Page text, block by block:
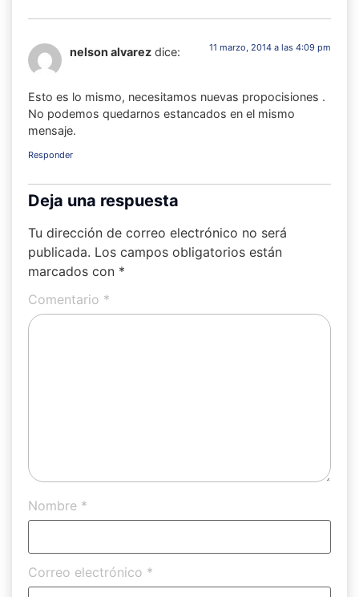
nelson alvarez dice: 11 marzo, 2014 a las 4:09 pm
Esto es lo mismo, necesitamos nuevas propocisiones .
No podemos quedarnos estancados en el mismo
mensaje.
Responder
Deja una respuesta
Tu dirección de correo electrónico no será
publicada. Los campos obligatorios están
marcados con *
Comentario *
Nombre *
Correo electrónico *